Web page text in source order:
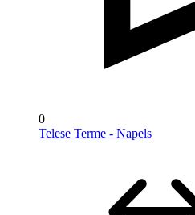
0
Telese Terme - Napels